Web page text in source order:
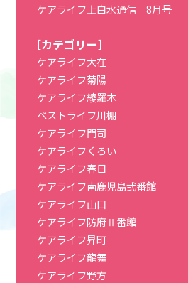
ケアライフ上白水通信 8月号
［カテゴリー］
ケアライフ大在
ケアライフ菊陽
ケアライフ綾羅木
ベストライフ川棚
ケアライフ門司
ケアライフくろい
ケアライフ春日
ケアライフ南鹿児島弐番館
ケアライフ山口
ケアライフ防府Ⅱ番館
ケアライフ昇町
ケアライフ龍舞
ケアライフ野方